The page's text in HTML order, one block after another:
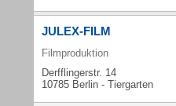
JULEX-FILM
Filmproduktion
Derfflingerstr. 14
10785 Berlin - Tiergarten